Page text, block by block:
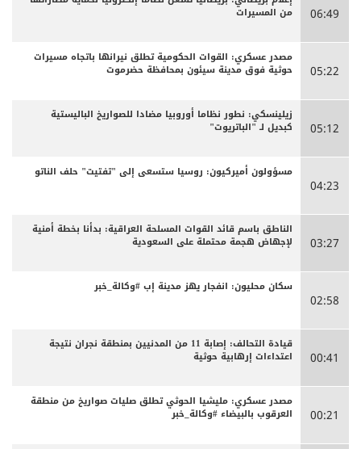
06:49 من المسيرات
05:22
مصدر عسكري: القوات الحكومية تطلق نيرانها باتجاه مسيرات
حوثية فوق مدينة سيئون بمحافظة حضرموت
05:12
زيلينسكي: نطور نظاما أوروبيا مضادا للصواريخ الباليستية
كبديل لـ "الباتريوت"
04:23
مسؤولون أميركيون: روسيا ستسعى إلى "تفتيت" حلف الناتو
03:27
الناطق باسم قائد القوات المسلحة العراقية: بدأنا بخطة أمنية
لإجهاض هجمة محتملة على السعودية
02:58
سكان محليون: انفجار يهز مدينة إب #وكالة_خبر
00:41
قيادة التحالف: إصابة 11 من المدنيين بمنطقة نجران نتيجة
اعتداءات إرهابية حوثية
00:21
مصدر عسكري: مليشيا الحوثي تطلق صليات صواريخ من منطقة
العرقوب بالبيضاء #وكالة_خبر